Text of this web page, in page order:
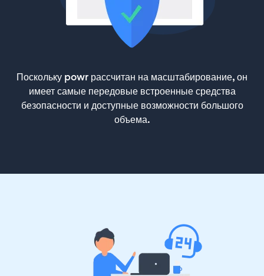
Поскольку powr рассчитан на масштабирование, он
имеет самые передовые встроенные средства
безопасности и доступные возможности большого
объема.